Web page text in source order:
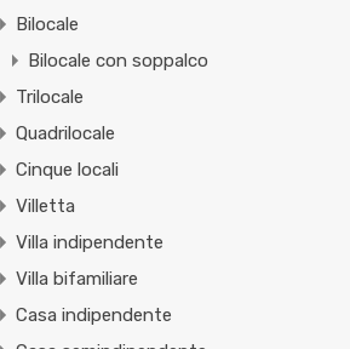
Bilocale
Bilocale con soppalco
Trilocale
Quadrilocale
Cinque locali
Villetta
Villa indipendente
Villa bifamiliare
Casa indipendente